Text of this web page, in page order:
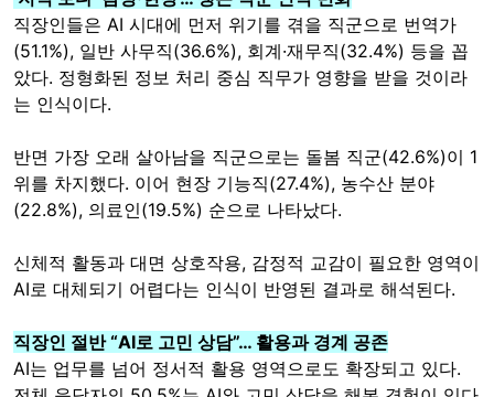
직장인들은 AI 시대에 먼저 위기를 겪을 직군으로 번역가
(51.1%), 일반 사무직(36.6%), 회계·재무직(32.4%) 등을 꼽
았다. 정형화된 정보 처리 중심 직무가 영향을 받을 것이라
는 인식이다.
반면 가장 오래 살아남을 직군으로는 돌봄 직군(42.6%)이 1
위를 차지했다. 이어 현장 기능직(27.4%), 농수산 분야
(22.8%), 의료인(19.5%) 순으로 나타났다.
신체적 활동과 대면 상호작용, 감정적 교감이 필요한 영역이
AI로 대체되기 어렵다는 인식이 반영된 결과로 해석된다.
직장인 절반 “AI로 고민 상담”… 활용과 경계 공존
AI는 업무를 넘어 정서적 활용 영역으로도 확장되고 있다.